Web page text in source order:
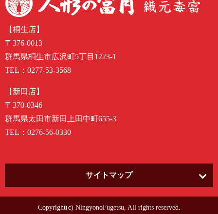
【桐生店】
〒376-0013
群馬県桐生市広沢町5丁目1223-1
TEL： 0277-53-3568
【新田店】
〒370-0346
群馬県太田市新田上田中町655-3
TEL： 0276-56-0330
サイトマップ
Copyright(c) NingyonoFugetsu, All rights reserved.